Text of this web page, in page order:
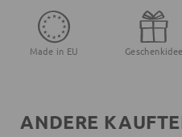
Made in EU Geschenkidee
ANDERE